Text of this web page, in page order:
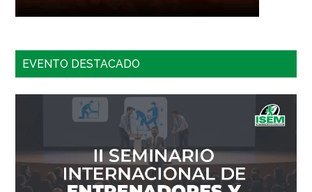
EVENTO DESTACADO